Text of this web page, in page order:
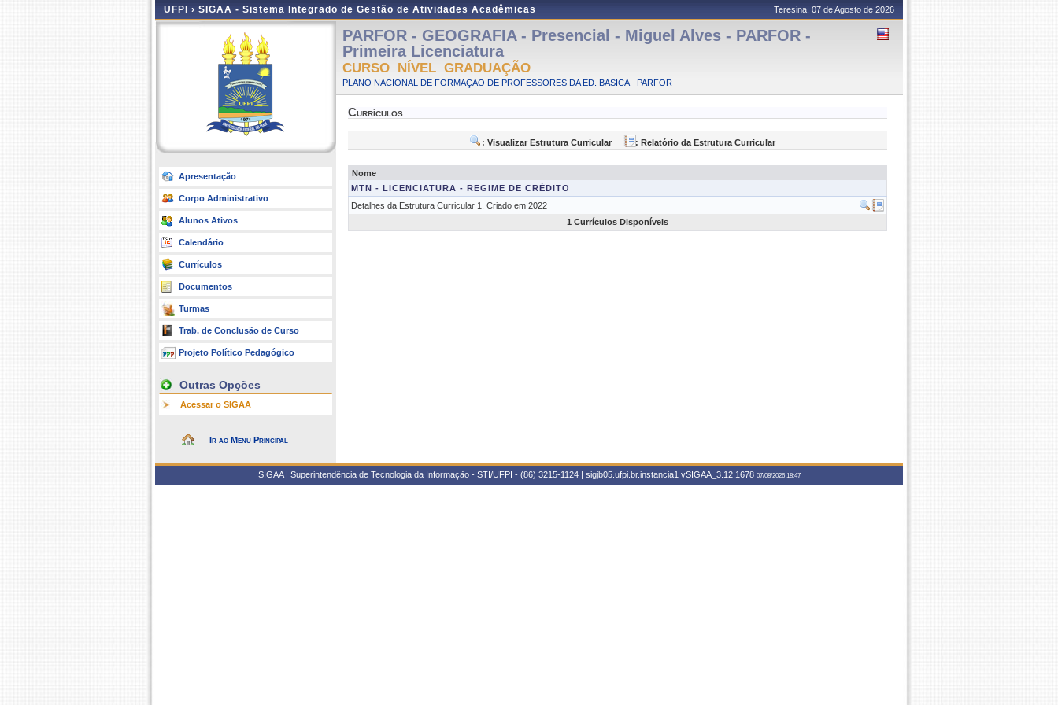
UFPI › SIGAA - Sistema Integrado de Gestão de Atividades Acadêmicas Teresina, 07 de Agosto de 2026
Apresentação
Corpo Administrativo
Alunos Ativos
Calendário
Currículos
Documentos
Turmas
Trab. de Conclusão de Curso
Projeto Político Pedagógico
Outras Opções
Acessar o SIGAA
Ir ao Menu Principal
PARFOR - GEOGRAFIA - Presencial - Miguel Alves - PARFOR -
Primeira Licenciatura
CURSO NÍVEL GRADUAÇÃO
PLANO NACIONAL DE FORMAÇAO DE PROFESSORES DA ED. BASICA - PARFOR
Currículos
: Visualizar Estrutura Curricular : Relatório da Estrutura Curricular
Nome
MTN - LICENCIATURA - REGIME DE CRÉDITO
Detalhes da Estrutura Curricular 1, Criado em 2022
1 Currículos Disponíveis
SIGAA | Superintendência de Tecnologia da Informação - STI/UFPI - (86) 3215-1124 | sigjb05.ufpi.br.instancia1 vSIGAA_3.12.1678 07/08/2026 18:47